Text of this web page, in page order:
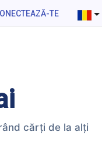
TE
cărți de la alți